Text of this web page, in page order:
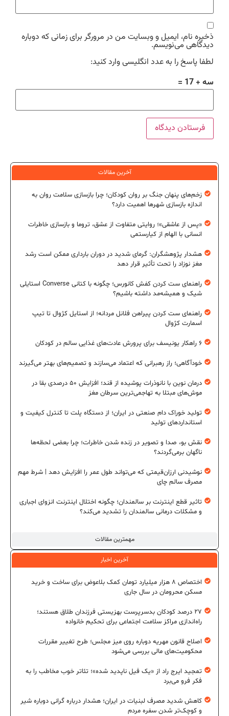
ذخیره نام، ایمیل و وبسایت من در مرورگر برای زمانی که دوباره
دیدگاهی می‌نویسم.
لطفا پاسخ را به عدد انگلیسی وارد کنید:
سه + 17 =
آخرین مقالات
مهمترین مقالات
زخم‌های پنهان جنگ بر روان کودکان؛ چرا بازسازی سلامت روان به
اندازه بازسازی شهرها اهمیت دارد؟
«پس از عاشقی»؛ روایتی متفاوت از عشق، تروما و بازسازی خاطرات
انسانی با الهام از کیارستمی
هشدار پژوهشگران: گرمای شدید در دوران بارداری ممکن است رشد
مغز نوزاد را تحت تأثیر قرار دهد
راهنمای ست کردن کفش کانورس؛ چگونه با کتانی Converse استایلی
شیک و همیشه‌مد داشته باشیم؟
راهنمای ست کردن پیراهن فلانل مردانه؛ از استایل کژوال تا تیپ
اسمارت کژوال
۶ راهکار یونیسف برای پرورش عادت‌های غذایی سالم در کودکان
خودآگاهی؛ راز رهبرانی که اعتماد می‌سازند و تصمیم‌های بهتر می‌گیرند
درمان نوین با نانوذرات پوشیده از قند؛ افزایش ۵۰ درصدی بقا در
موش‌های مبتلا به تهاجمی‌ترین سرطان مغز
تولید خوراک دام صنعتی در ایران؛ از دستگاه پلت تا کنترل کیفیت و
استانداردهای تولید
نقش بو، صدا و تصویر در زنده شدن خاطرات؛ چرا بعضی لحظه‌ها
ناگهان برمی‌گردند؟
نوشیدنی ارزان‌قیمتی که می‌تواند طول عمر را افزایش دهد | شرط مهم
مصرف سالم چای
تاثیر قطع اینترنت بر سالمندان؛ چگونه اختلال اینترنت انزوای اجباری
و مشکلات درمانی سالمندان را تشدید می‌کند؟
آخرین اخبار
اختصاص ۸ هزار میلیارد تومان کمک بلاعوض برای ساخت و خرید
مسکن محرومان در سال جاری
۲۷ درصد کودکان بدسرپرست بهزیستی فرزندان طلاق هستند؛
راه‌اندازی مراکز سلامت اجتماعی برای تحکیم خانواده
اصلاح قانون مهریه دوباره روی میز مجلس؛ طرح تغییر مقررات
محکومیت‌های مالی بررسی می‌شود
تمجید ایرج راد از «یک فیل ناپدید شده»؛ تئاتر خوب مخاطب را به
فکر فرو می‌برد
کاهش شدید مصرف لبنیات در ایران؛ هشدار درباره گرانی دوباره شیر
و کوچک‌تر شدن سفره مردم